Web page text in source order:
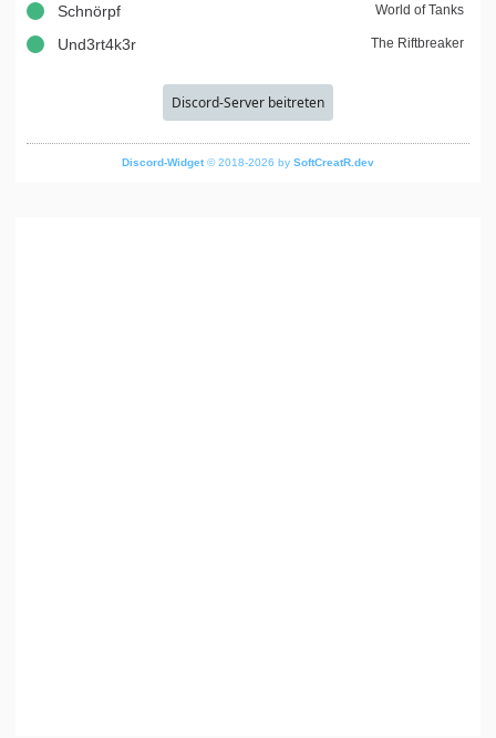
Schnörpf
World of Tanks
Und3rt4k3r The Riftbreaker
Discord-Server beitreten
Discord-Widget© 2018-2026 by SoftCreatR.dev